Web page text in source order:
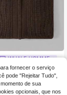
WHALE HOMME
camisola cardigan
com fecho de c
para homem
fornecer o serviço
pode "Rejeitar Tudo",
de sua
opcionais, que nos